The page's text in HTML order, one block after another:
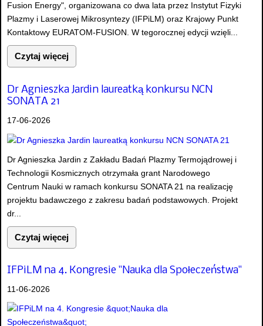
Fusion Energy", organizowana co dwa lata przez Instytut Fizyki
Plazmy i Laserowej Mikrosyntezy (IFPiLM) oraz Krajowy Punkt
Kontaktowy EURATOM-FUSION. W tegorocznej edycji wzięli...
Czytaj więcej
Dr Agnieszka Jardin laureatką konkursu NCN
SONATA 21
17-06-2026
Dr Agnieszka Jardin z Zakładu Badań Plazmy Termojądrowej i
Technologii Kosmicznych otrzymała grant Narodowego
Centrum Nauki w ramach konkursu SONATA 21 na realizację
projektu badawczego z zakresu badań podstawowych. Projekt
dr...
Czytaj więcej
IFPiLM na 4. Kongresie "Nauka dla Społeczeństwa"
11-06-2026